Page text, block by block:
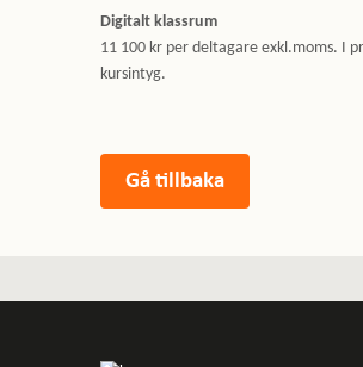
Digitalt klassrum
11 100 kr per deltagare exkl.moms. I
kursintyg.